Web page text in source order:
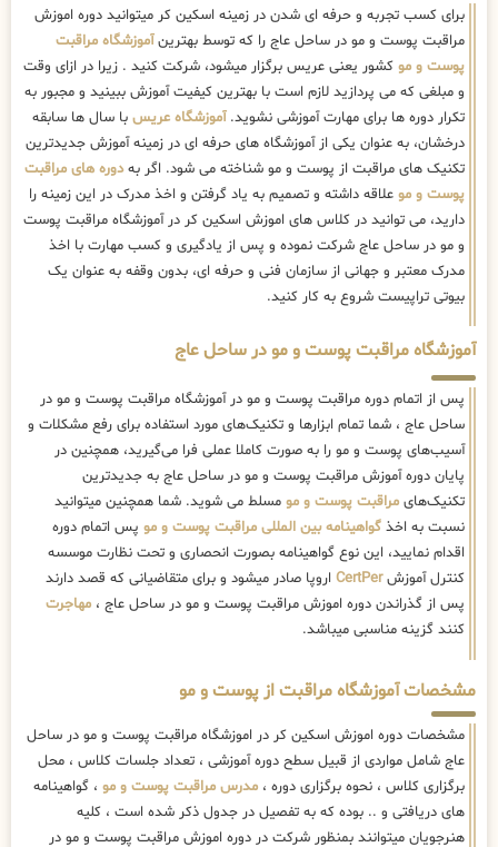
برای کسب تجربه و حرفه ای شدن در زمینه اسکین کر میتوانید دوره اموزش
مراقبت پوست و مو در ساحل عاج را که توسط بهترینآموزشگاه مراقبت
پوست و مو کشور یعنی عریس برگزار میشود، شرکت کنید . زیرا در ازای وقت
و مبلغی که می پردازید لازم است با بهترین کیفیت آموزش ببینید و مجبور به
تکرار دوره ها برای مهارت آموزشی نشوید.آموزشگاه عریس با سال ها سابقه
درخشان، به عنوان یکی از آموزشگاه های حرفه ای در زمینه آموزش جدیدترین
تکنیک های مراقبت از پوست و مو شناخته می شود. اگر بهدوره های مراقبت
پوست و مو علاقه داشته و تصمیم به یاد گرفتن و اخذ مدرک در این زمینه را
دارید، می توانید در کلاس های اموزش اسکین کر در آموزشگاه مراقبت پوست
و مو در ساحل عاج شرکت نموده و پس از یادگیری و کسب مهارت با اخذ
مدرک معتبر و جهانی از سازمان فنی و حرفه ای، بدون وقفه به عنوان یک
بیوتی تراپیست شروع به کار کنید.
آموزشگاه مراقبت پوست و مو در ساحل عاج
پس از اتمام دوره مراقبت پوست و مو در آموزشگاه مراقبت پوست و مو در
ساحل عاج ، شما تمام ابزارها و تکنیک‌های مورد استفاده برای رفع مشکلات و
آسیب‌های پوست و مو را به صورت کاملا عملی فرا می‌گیرید، همچنین در
پایان دوره آموزش مراقبت پوست و مو در ساحل عاج به جدیدترین
تکنیک‌های مراقبت پوست و مو مسلط می شوید. شما همچنین میتوانید
نسبت به اخذ گواهینامه بین المللی مراقبت پوست و مو پس اتمام دوره
اقدام نمایید، این نوع گواهینامه بصورت انحصاری و تحت نظارت موسسه
کنترل آموزشCertPer اروپا صادر میشود و برای متقاضیانی که قصد دارند
پس از گذراندن دوره اموزش مراقبت پوست و مو در ساحل عاج ، مهاجرت
کنند گزینه مناسبی میباشد.
مشخصات آموزشگاه مراقبت از پوست و مو
مشخصات دوره اموزش اسکین کر در اموزشگاه مراقبت پوست و مو در ساحل
عاج شامل مواردی از قبیل سطح دوره آموزشی ، تعداد جلسات کلاس ، محل
برگزاری کلاس ، نحوه برگزاری دوره ، مدرس مراقبت پوست و مو ، گواهینامه
های دریافتی و .. بوده که به تفصیل در جدول ذکر شده است ، کلیه
هنرجویان میتوانند بمنظور شرکت در دوره اموزش مراقبت پوست و مو در